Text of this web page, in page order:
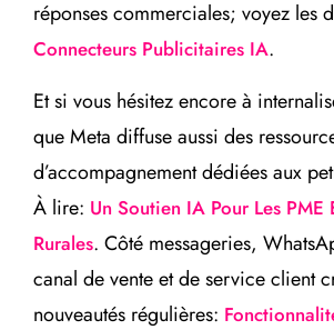
réponses commerciales; voyez les
Connecteurs Publicitaires IA.
Et si vous hésitez encore à
que Meta diffuse aussi des
d’accompagnement dédiées aux
À lire: Un Soutien IA Pour Les PME
Rurales. Côté messageries,
canal de vente et de service client
nouveautés régulières: